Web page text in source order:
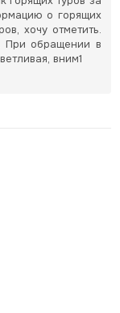
о горящих
хочу отметить.
При обращении в
вним1